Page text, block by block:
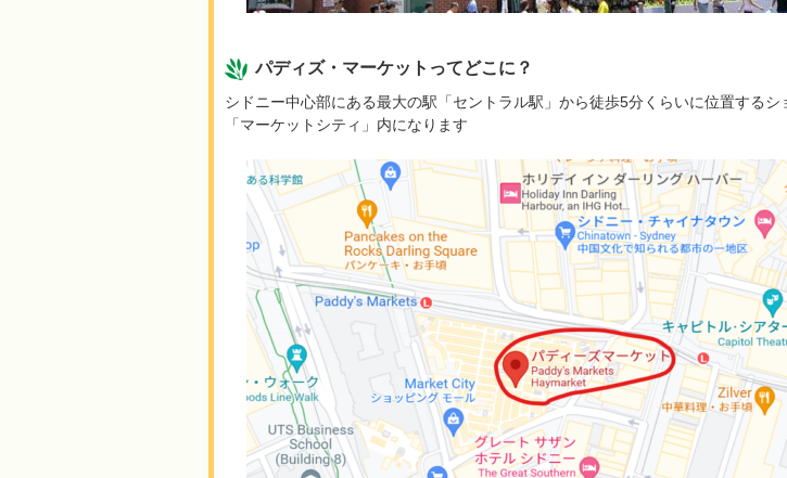
パディズ・マーケットってどこに？
シドニー中心部にある最大の駅「セントラル駅」から徒歩5分くらいに位置するシ
「マーケットシティ」内になります